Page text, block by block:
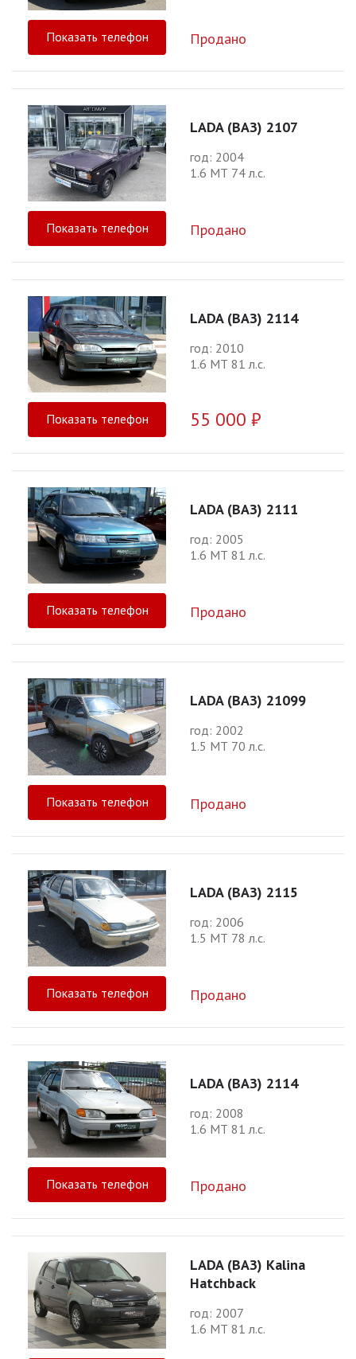
Показать телефон Продано
LADA (ВАЗ) 2107
год: 2004
1.6 МТ 74 л.с.
Показать телефон Продано
LADA (ВАЗ) 2114
год: 2010
1.6 МТ 81 л.с.
Показать телефон 55 000 ₽
LADA (ВАЗ) 2111
год: 2005
1.6 МТ 81 л.с.
Показать телефон Продано
LADA (ВАЗ) 21099
год: 2002
1.5 МТ 70 л.с.
Показать телефон Продано
LADA (ВАЗ) 2115
год: 2006
1.5 МТ 78 л.с.
Показать телефон Продано
LADA (ВАЗ) 2114
год: 2008
1.6 МТ 81 л.с.
Показать телефон Продано
LADA (ВАЗ) Kalina
Hatchback
год: 2007
1.6 МТ 81 л.с.